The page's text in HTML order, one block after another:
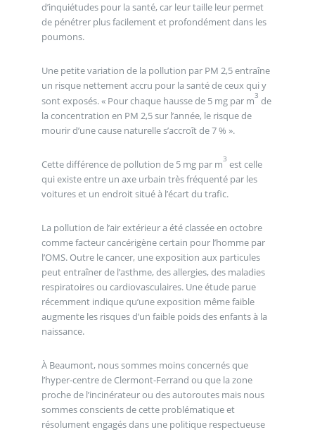
d’inquiétudes pour la santé, car leur taille leur permet
de pénétrer plus facilement et profondément dans les
poumons.
Une petite variation de la pollution par PM 2,5 entraîne
un risque nettement accru pour la santé de ceux qui y
sont exposés. « Pour chaque hausse de 5 mg par m3 de
la concentration en PM 2,5 sur l’année, le risque de
mourir d’une cause naturelle s’accroît de 7 % ».
Cette différence de pollution de 5 mg par m3 est celle
qui existe entre un axe urbain très fréquenté par les
voitures et un endroit situé à l’écart du trafic.
La pollution de l’air extérieur a été classée en octobre
comme facteur cancérigène certain pour l’homme par
l’OMS. Outre le cancer, une exposition aux particules
peut entraîner de l’asthme, des allergies, des maladies
respiratoires ou cardiovasculaires. Une étude parue
récemment indique qu’une exposition même faible
augmente les risques d’un faible poids des enfants à la
naissance.
À Beaumont, nous sommes moins concernés que
l’hyper-centre de Clermont-Ferrand ou que la zone
proche de l’incinérateur ou des autoroutes mais nous
sommes conscients de cette problématique et
résolument engagés dans une politique respectueuse